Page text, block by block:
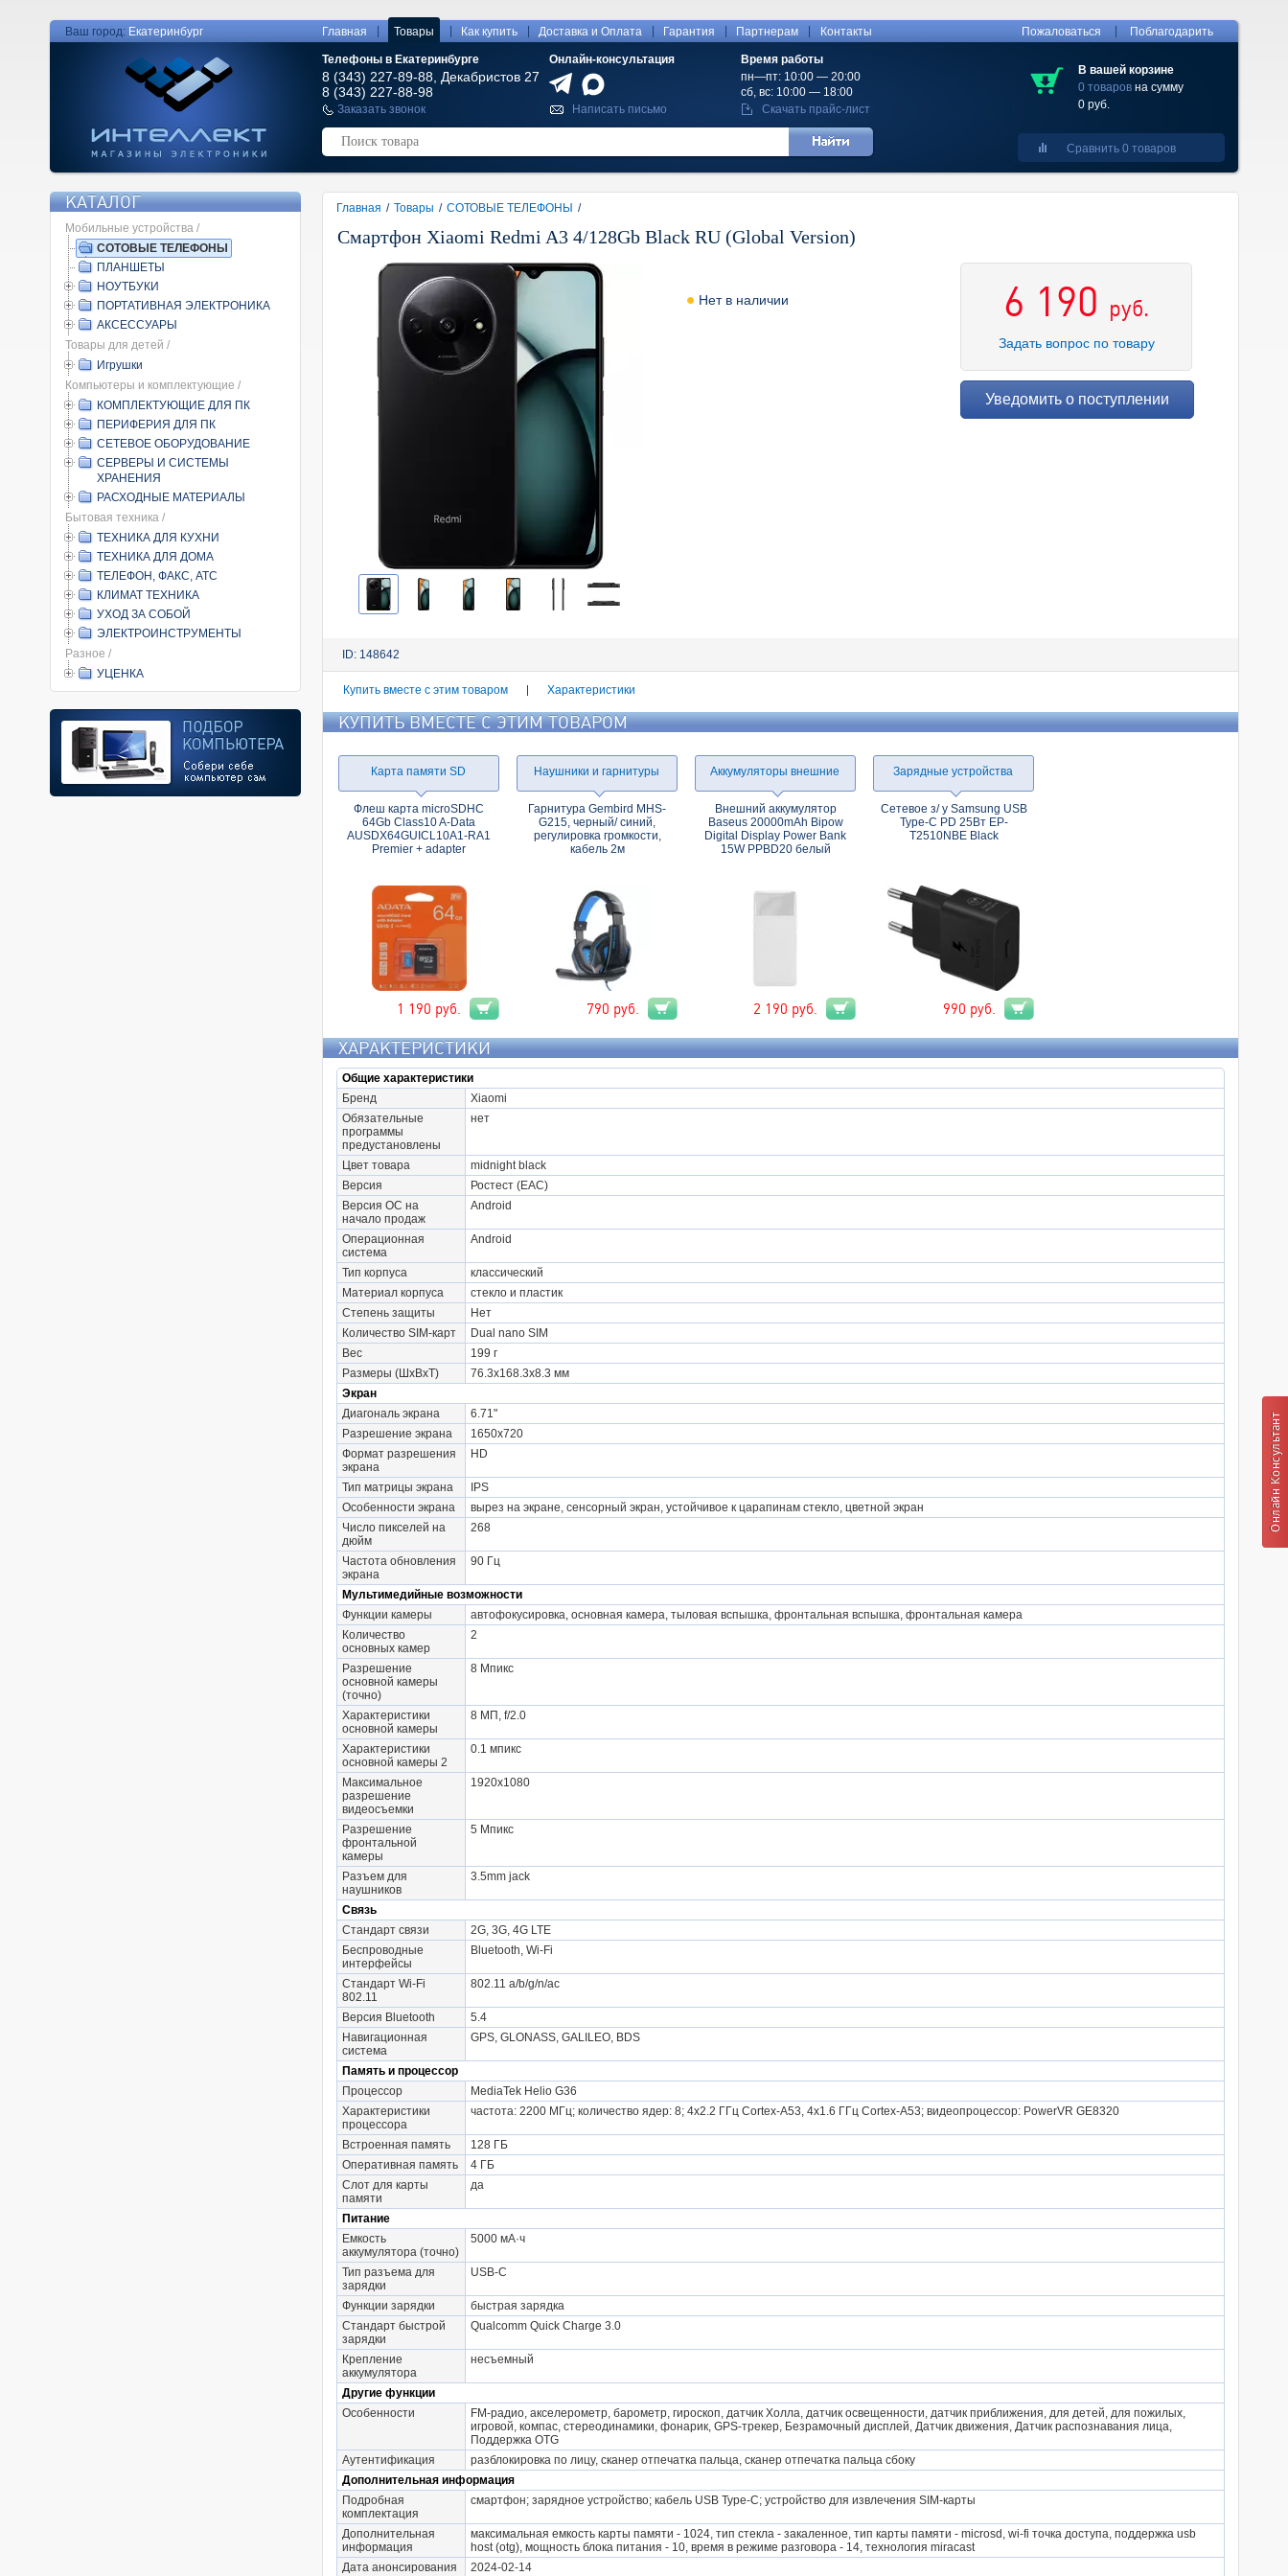
Ваш город: Екатеринбург Главная Товары Как купить Доставка и Оплата Гарантия Партнерам Контакты
Телефоны в Екатеринбурге
8 (343) 227-89-88, Декабристов 27
8 (343) 227-88-98
Онлайн-консультация
Время работы
пн—пт: 10:00 — 20:00
сб, вс: 10:00 — 18:00
Заказать звонок
Написать письмо Скачать прайс-лист
Пожаловаться Поблагодарить
В вашей корзине
0 товаров на сумму
0 руб.
Сравнить 0 товаров
КАТАЛОГ
Мобильные устройства /
СОТОВЫЕ ТЕЛЕФОНЫ
ПЛАНШЕТЫ
НОУТБУКИ
ПОРТАТИВНАЯ ЭЛЕКТРОНИКА
АКСЕССУАРЫ
Товары для детей /
Игрушки
Компьютеры и комплектующие /
КОМПЛЕКТУЮЩИЕ ДЛЯ ПК
ПЕРИФЕРИЯ ДЛЯ ПК
СЕТЕВОЕ ОБОРУДОВАНИЕ
СЕРВЕРЫ И СИСТЕМЫ
ХРАНЕНИЯ
РАСХОДНЫЕ МАТЕРИАЛЫ
Бытовая техника /
ТЕХНИКА ДЛЯ КУХНИ
ТЕХНИКА ДЛЯ ДОМА
ТЕЛЕФОН, ФАКС, АТС
КЛИМАТ ТЕХНИКА
УХОД ЗА СОБОЙ
ЭЛЕКТРОИНСТРУМЕНТЫ
Разное /
УЦЕНКА
Главная / Товары / СОТОВЫЕ ТЕЛЕФОНЫ /
Смартфон Xiaomi Redmi A3 4/128Gb Black RU (Global Version)
Нет в наличии 6 190 руб.
Задать вопрос по товару
Уведомить о поступлении
ID: 148642
Купить вместе с этим товаром Характеристики
КУПИТЬ ВМЕСТЕ С ЭТИМ ТОВАРОМ
Карта памяти SD
Флеш карта microSDHC
64Gb Class10 A-Data
AUSDX64GUICL10A1-RA1
Premier + adapter
1 190 руб.
Наушники и гарнитуры
Гарнитура Gembird MHS-
G215, черный/ синий,
регулировка громкости,
кабель 2м
790 руб.
Аккумуляторы внешние
Внешний аккумулятор
Baseus 20000mAh Bipow
Digital Display Power Bank
15W PPBD20 белый
2 190 руб.
Зарядные устройства
Сетевое з/ у Samsung USB
Type-C PD 25Вт EP-
T2510NBE Black
990 руб.
ХАРАКТЕРИСТИКИ
Общие характеристики
Бренд
Xiaomi
Обязательные
программы
предустановлены
нет
Цвет товара
midnight black
Версия
Ростест (EAC)
Версия ОС на
начало продаж
Android
Операционная
система
Android
Тип корпуса
классический
Материал корпуса
стекло и пластик
Степень защиты
Нет
Количество SIM-карт
Dual nano SIM
Вес
199 г
Размеры (ШxВxТ)
76.3x168.3x8.3 мм
Экран
Диагональ экрана
6.71"
Разрешение экрана
1650x720
Формат разрешения
экрана
HD
Тип матрицы экрана
IPS
Особенности экрана
вырез на экране, сенсорный экран, устойчивое к царапинам стекло, цветной экран
Число пикселей на
дюйм
268
Частота обновления
экрана
90 Гц
Мультимедийные возможности
Функции камеры
автофокусировка, основная камера, тыловая вспышка, фронтальная вспышка, фронтальная камера
Количество
основных камер
2
Разрешение
основной камеры
(точно)
8 Мпикс
Характеристики
основной камеры
8 МП, f/2.0
Характеристики
основной камеры 2
0.1 мпикс
Максимальное
разрешение
видеосъемки
1920x1080
Разрешение
фронтальной
камеры
5 Мпикс
Разъем для
наушников
3.5mm jack
Связь
Стандарт связи
2G, 3G, 4G LTE
Беспроводные
интерфейсы
Bluetooth, Wi-Fi
Стандарт Wi-Fi
802.11
802.11 a/b/g/n/ac
Версия Bluetooth
5.4
Навигационная
система
GPS, GLONASS, GALILEO, BDS
Память и процессор
Процессор
MediaTek Helio G36
Характеристики
процессора
частота: 2200 МГц; количество ядер: 8; 4x2.2 ГГц Cortex-A53, 4x1.6 ГГц Cortex-A53; видеопроцессор: PowerVR GE8320
Встроенная память
128 ГБ
Оперативная память
4 ГБ
Слот для карты
памяти
да
Питание
Емкость
аккумулятора (точно)
5000 мА·ч
Тип разъема для
зарядки
USB-C
Функции зарядки
быстрая зарядка
Стандарт быстрой
зарядки
Qualcomm Quick Charge 3.0
Крепление
аккумулятора
несъемный
Другие функции
Особенности
FM-радио, акселерометр, барометр, гироскоп, датчик Холла, датчик освещенности, датчик приближения, для детей, для пожилых,
игровой, компас, стереодинамики, фонарик, GPS-трекер, Безрамочный дисплей, Датчик движения, Датчик распознавания лица,
Поддержка OTG
Аутентификация
разблокировка по лицу, сканер отпечатка пальца, сканер отпечатка пальца сбоку
Дополнительная информация
Подробная
комплектация
смартфон; зарядное устройство; кабель USB Type-C; устройство для извлечения SIM-карты
Дополнительная
информация
максимальная емкость карты памяти - 1024, тип стекла - закаленное, тип карты памяти - microsd, wi-fi точка доступа, поддержка usb
host (otg), мощность блока питания - 10, время в режиме разговора - 14, технология miracast
Дата анонсирования
2024-02-14